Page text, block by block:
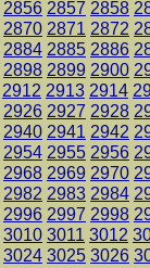
2856 2857 2858
2870 2871 2872
2884 2885 2886
2898 2899 2900
2912 2913 2914
2926 2927 2928
2940 2941 2942
2954 2955 2956
2968 2969 2970
2982 2983 2984
2996 2997 2998
3010 3011 3012
3024 3025 3026